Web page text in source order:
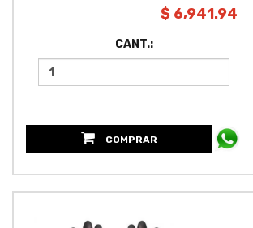
$ 6,941.94
CANT.:
COMPRAR